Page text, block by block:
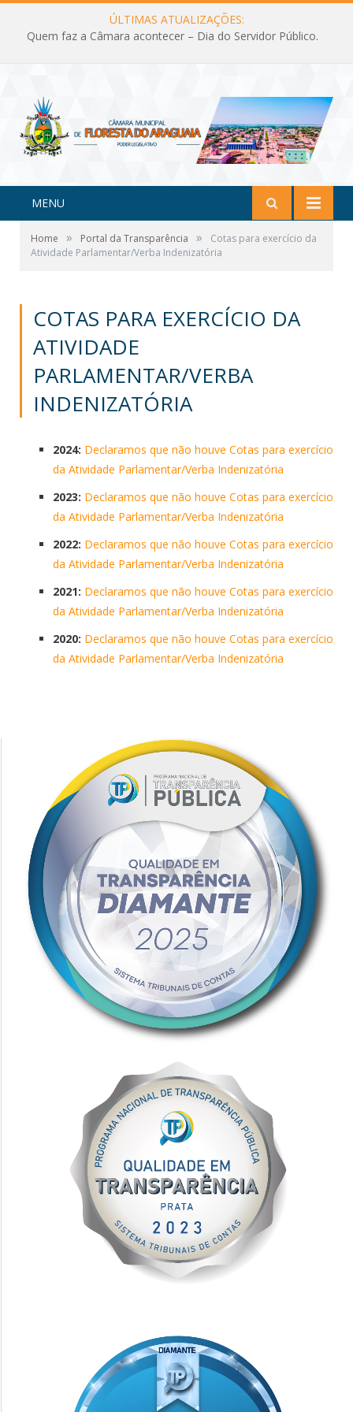
ÚLTIMAS ATUALIZAÇÕES:
Quem faz a Câmara acontecer – Dia do Servidor Público.
MENU
Home » Portal da Transparência »
Cotas para exercício da
Atividade Parlamentar/Verba Indenizatória
COTAS PARA EXERCÍCIO DA
ATIVIDADE
PARLAMENTAR/VERBA
INDENIZATÓRIA
2024: Declaramos que não houve Cotas para exercício
da Atividade Parlamentar/Verba Indenizatória
2023: Declaramos que não houve Cotas para exercício
da Atividade Parlamentar/Verba Indenizatória
2022: Declaramos que não houve Cotas para exercício
da Atividade Parlamentar/Verba Indenizatória
2021: Declaramos que não houve Cotas para exercício
da Atividade Parlamentar/Verba Indenizatória
2020: Declaramos que não houve Cotas para exercício
da Atividade Parlamentar/Verba Indenizatória